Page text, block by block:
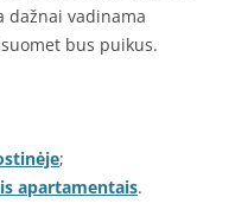
dažnai vadinama
bus puikus.
;
apartamentais.